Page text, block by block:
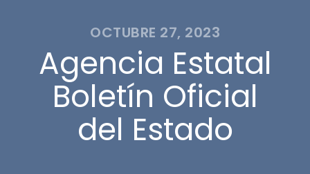
OCTUBRE 27, 2023
Agencia Estatal
Boletín Oficial
del Estado